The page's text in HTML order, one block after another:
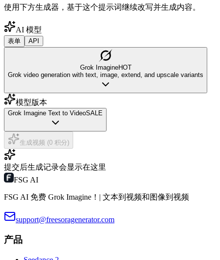
使用下方生成器，基于这个提示词继续改写并生成内容。
AI 模型
表单 API
Grok ImagineHOT
Grok video generation with text, image, extend, and upscale variants
模型版本
Grok Imagine Text to VideoSALE
生成视频 (0 积分)
提交后生成记录会显示在这里
FSG AI
FSG AI 免费 Grok Imagine！| 文本到视频和图像到视频
support@freesoragenerator.com
产品